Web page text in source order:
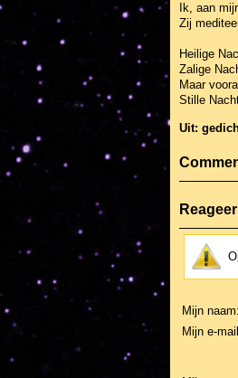
Ik, aan
Zij
Heilige
Zalige
Maar
Stille
Uit:
Reageer
Mijn naam:
Mijn e-